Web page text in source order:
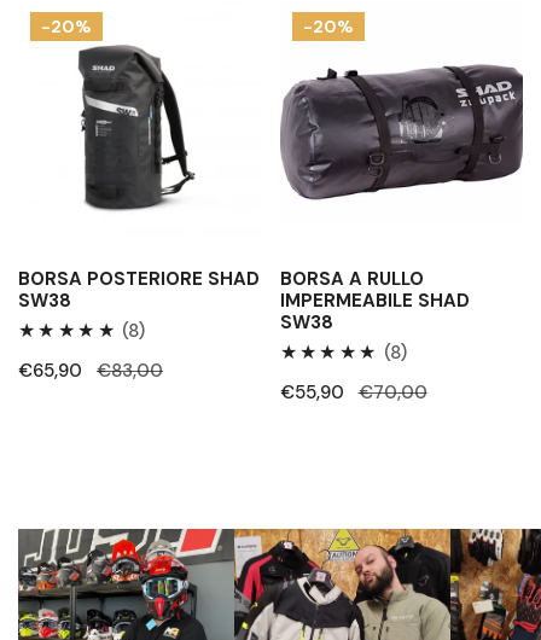
Borsa
posteriore
-20%
BORSA POSTERIORE SHAD
SW38
(8)8
Recensioni
Prezzo
€65,90
Prezzo
€83,00
Borsa
rullo
impermeabile
SHAD
SW38
-20%
BORSA A RULLO
IMPERMEABILE SHAD
SW38
(8)8
Recensioni
Prezzo
€55,90
Prezzo
€70,00